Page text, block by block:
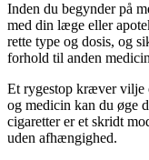
Inden du begynder på
med din læge eller
rette type og dosis, og
forhold til anden
Et rygestop kræver vilje
og medicin kan du øge
cigaretter er et skridt
uden afhængighed.